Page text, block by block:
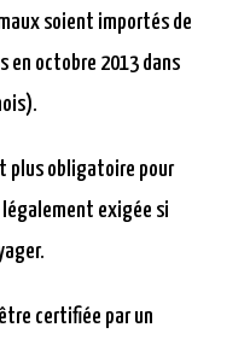
soient importés de
en octobre 2013 dans
plus obligatoire pour
légalement exigée si
certifiée par un